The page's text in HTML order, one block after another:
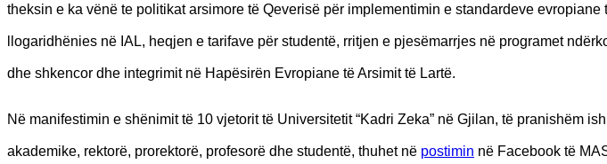
theksin e ka vënë te politikat arsimore të Qeverisë për implementimin e standardeve
llogaridhënies në IAL, heqjen e tarifave për studentë, rritjen e pjesëmarrjes në programet
dhe shkencor dhe integrimit në Hapësirën Evropiane të Arsimit të Lartë.
Në manifestimin e shënimit të 10 vjetorit të Universitetit “Kadri Zeka” në Gjilan, të pranishëm
akademike, rektorë, prorektorë, profesorë dhe studentë, thuhet në postimin në Facebook të